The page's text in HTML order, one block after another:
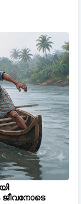
ജീവനോടെ